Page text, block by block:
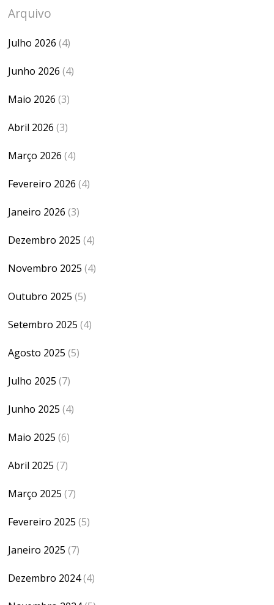
Arquivo
Julho 2026 (4)
Junho 2026 (4)
Maio 2026 (3)
Abril 2026 (3)
Março 2026 (4)
Fevereiro 2026 (4)
Janeiro 2026 (3)
Dezembro 2025 (4)
Novembro 2025 (4)
Outubro 2025 (5)
Setembro 2025 (4)
Agosto 2025 (5)
Julho 2025 (7)
Junho 2025 (4)
Maio 2025 (6)
Abril 2025 (7)
Março 2025 (7)
Fevereiro 2025 (5)
Janeiro 2025 (7)
Dezembro 2024(4)